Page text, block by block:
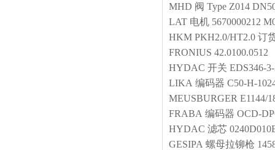
MHD 阀 Type Z014
LAT 电机 5670000212
HKM PKH2.0/HT2.0 订
FRONIUS 42.0100.0512
HYDAC 开关 EDS346-
LIKA 编码器 C50-H-
MEUSBURGER E1144/
FRABA 编码器 OCD-
HYDAC 滤芯
GESIPA 螺母拉铆枪